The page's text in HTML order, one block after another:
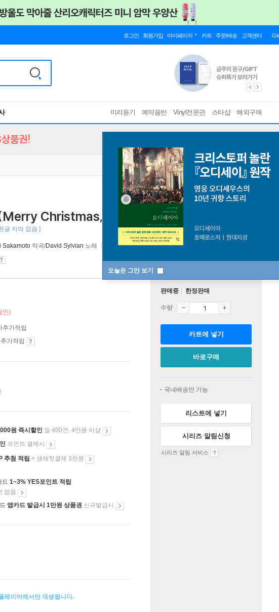
로그인 회원가입 마이페이지 카트 주문/배송 고객센터
미리듣기 예약음반 Vinyl전문관 스타샵 해외구매
오늘은 그만 보기
품권!
Christmas, Mr. Lawrence) [블루레이]
글 자막 없음 ]
Sakamoto 작곡/David Sylvian 노래 Criterion Collection 2026년 05월 29일
인)
추가적립
가적립
원 즉시할인 일 400건, 4만원 이상
포인트 결제시
추첨 적립 + 생애첫결제 3천원
드 1~3% YES포인트 적립
없음
앱카드 발급시 1만원 상품권 신규발급시
레이어에서만 재생됩니다.
판매중 한정판매
수량
카트에 넣기
바로구매
국내배송만 가능
리스트에 넣기
시리즈 알림신청
시리즈 알림 서비스